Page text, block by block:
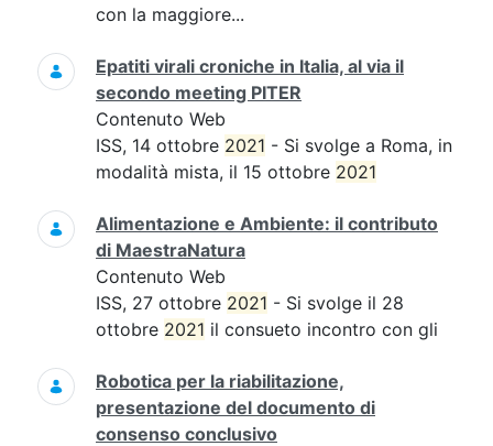
con la maggiore...
Epatiti virali croniche in Italia, al via il
secondo meeting PITER
Contenuto Web
ISS, 14 ottobre 2021 - Si svolge a Roma, in
modalità mista, il 15 ottobre 2021
Alimentazione e Ambiente: il contributo
di MaestraNatura
Contenuto Web
ISS, 27 ottobre 2021 - Si svolge il 28
ottobre 2021 il consueto incontro con gli
Robotica per la riabilitazione,
presentazione del documento di
consenso conclusivo